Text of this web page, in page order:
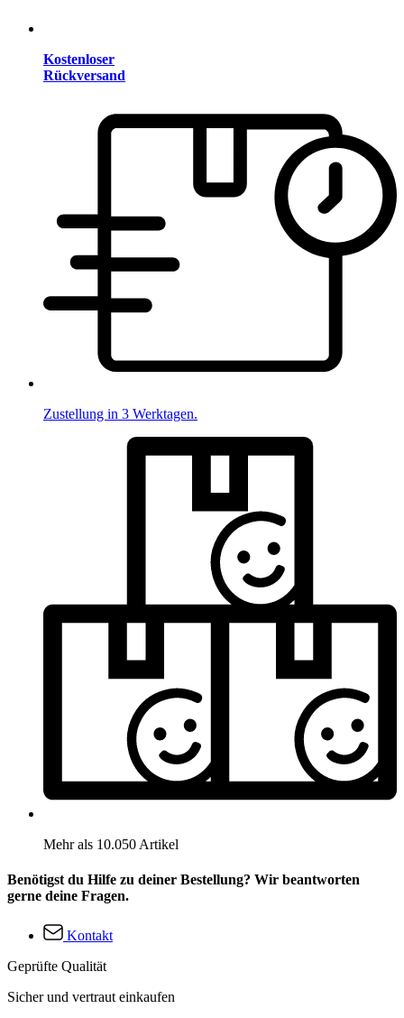
Kostenloser
Rückversand
Zustellung in 3 Werktagen.
Mehr als 10.050 Artikel
Benötigst du Hilfe zu deiner Bestellung? Wir beantworten
gerne deine Fragen.
Kontakt
Geprüfte Qualität
Sicher und vertraut einkaufen